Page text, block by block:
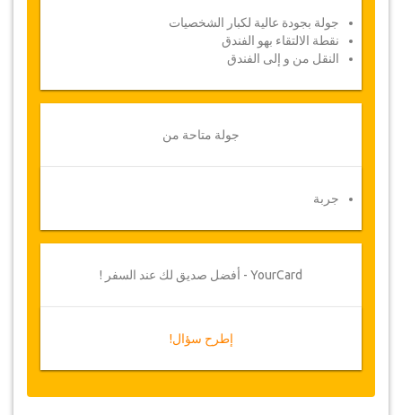
جولة بجودة عالية لكبار الشخصيات
نقطة الالتقاء بهو الفندق
النقل من و إلى الفندق
جولة متاحة من
جربة
YourCard - أفضل صديق لك عند السفر !
إطرح سؤال!